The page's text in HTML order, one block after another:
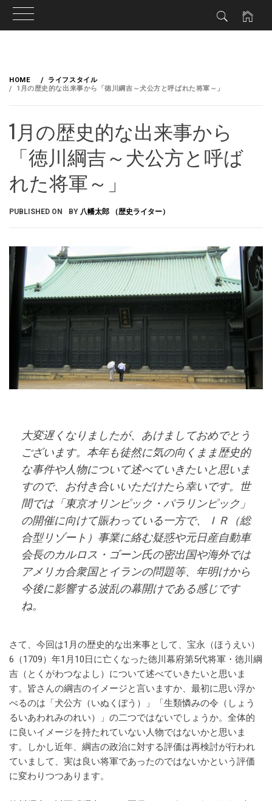
HOME
ライフスタイル
1月の歴史的な出来事から「徳川綱吉～犬公方と呼ばれた将軍～」
1月の歴史的な出来事から
「徳川綱吉～犬公方と呼ば
れた将軍～」
PUBLISHED ON BY 八幡太郎 （歴史ライター）
大変遅くなりましたが、あけましておめでとう
ございます。本年も徒然に気の向くまま歴史的
な事件や人物について述べていきたいと思いま
すので、お付き合いいただけたら幸いです。世
間では「東京オリンピック・パラリンピック」
の開催に向けて賑わっている一方で、ＩＲ（総
合型リゾート）事業に絡む疑惑や元日産自動車
会長のカルロス・ゴーン氏の密出国や海外では
アメリカ合衆国とイランの問題等、年明けから
今後に影響する波乱の幕開けである感じです
ね。
さて、今回は1月の歴史的な出来事として、宝永（ほうえい）
6（1709）年1月10日に亡くなった徳川幕府第5代将軍・徳川綱
吉（とくがわつなよし）について述べていきたいと思いま
す。皆さんの綱吉のイメージと言いますか、最初に思い浮か
べるのは「犬公方（いぬくぼう）」「生類憐みの令（しょう
るいあわれみのれい）」の二つではないでしょうか。全体的
に良いイメージを持たれていない人物ではないかと思いま
す。しかし近年、綱吉の政治に対する評価は再検討が行われ
ていまして、実は良い将軍であったのではないかという評価
に変わりつつあります。